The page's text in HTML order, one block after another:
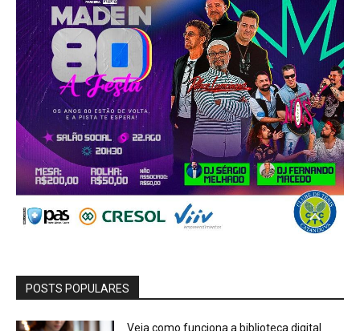
POSTS POPULARES
Veja como funciona a biblioteca digital